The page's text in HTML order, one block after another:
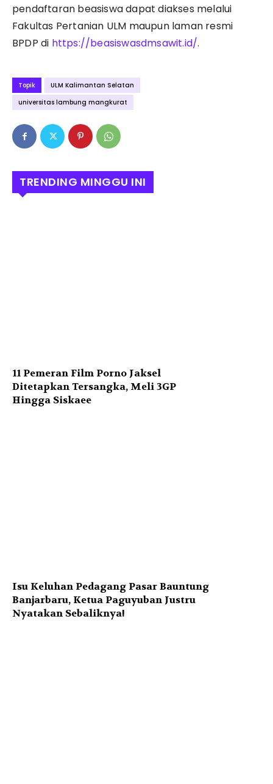
pendaftaran beasiswa dapat diakses melalui
Fakultas Pertanian ULM maupun laman resmi
BPDP di https://beasiswasdmsawit.id/.
Topik
ULM Kalimantan Selatan
universitas lambung mangkurat
TRENDING MINGGU INI
11 Pemeran Film Porno Jaksel
Ditetapkan Tersangka, Meli 3GP
Hingga Siskaee
Isu Keluhan Pedagang Pasar Bauntung
Banjarbaru, Ketua Paguyuban Justru
Nyatakan Sebaliknya!